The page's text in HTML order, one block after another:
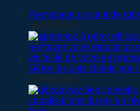
Remplacer un joint de
06/08/2026
Gérer les avis clients
05/08/2026